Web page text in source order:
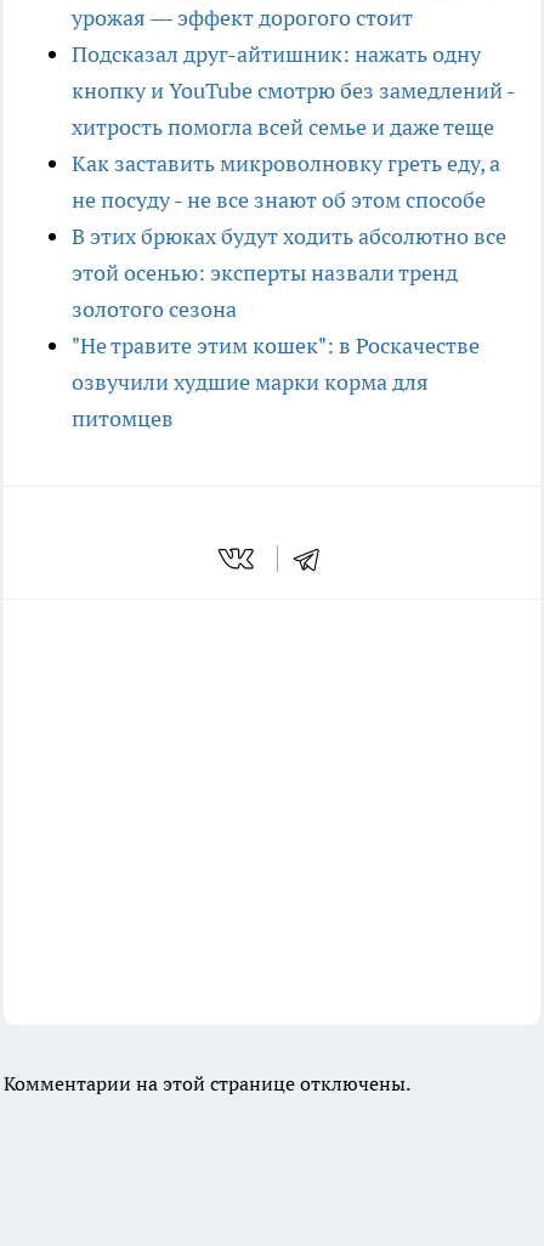
урожая — эффект дорогого стоит
Подсказал друг-айтишник: нажать одну
кнопку и YouTube смотрю без замедлений -
хитрость помогла всей семье и даже теще
Как заставить микроволновку греть еду, а
не посуду - не все знают об этом способе
В этих брюках будут ходить абсолютно все
этой осенью: эксперты назвали тренд
золотого сезона
"Не травите этим кошек": в Роскачестве
озвучили худшие марки корма для
питомцев
Комментарии на этой странице отключены.